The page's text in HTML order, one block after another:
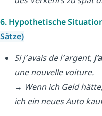
6. Hypothetische
Sätze)
Si j’avais de l’argent,
une nouvelle voiture.
→ Wenn ich Geld
ich ein neues Auto